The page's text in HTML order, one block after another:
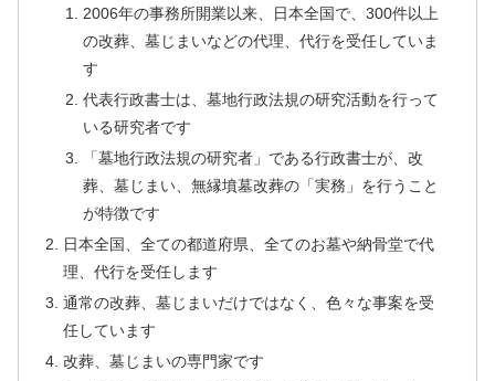
2006年の事務所開業以来、日本全国で、300件以上
の改葬、墓じまいなどの代理、代行を受任していま
す
代表行政書士は、墓地行政法規の研究活動を行って
いる研究者です
「墓地行政法規の研究者」である行政書士が、改
葬、墓じまい、無縁墳墓改葬の「実務」を行うこと
が特徴です
日本全国、全ての都道府県、全てのお墓や納骨堂で代
理、代行を受任します
通常の改葬、墓じまいだけではなく、色々な事案を受
任しています
改葬、墓じまいの専門家です